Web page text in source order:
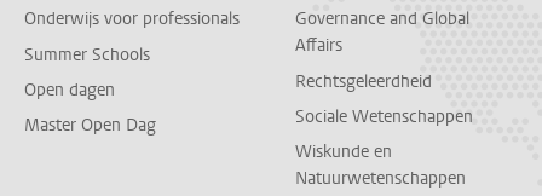
Onderwijs voor professionals
Summer Schools
Open dagen
Master Open Dag
Governance and Global
Affairs
Rechtsgeleerdheid
Sociale Wetenschappen
Wiskunde en
Natuurwetenschappen